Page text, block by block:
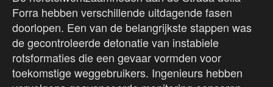
Forra hebben verschillende uitdagende fasen
doorlopen. Een van de belangrijkste stappen was
de gecontroleerde detonatie van instabiele
rotsformaties die een gevaar vormden voor
toekomstige weggebruikers. Ingenieurs hebben